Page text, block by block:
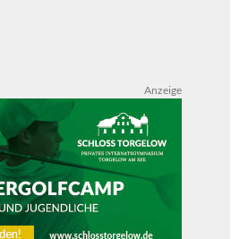
Anzeige